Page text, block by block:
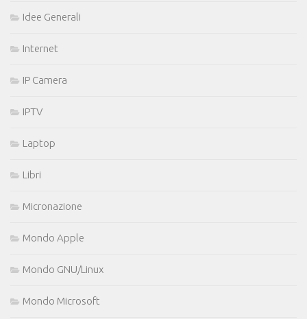
Idee Generali
Internet
IP Camera
IPTV
Laptop
Libri
Micronazione
Mondo Apple
Mondo GNU/Linux
Mondo Microsoft